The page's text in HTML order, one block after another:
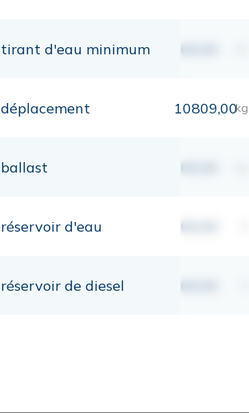
tirant d'eau minimum 00,00
déplacement 10809,00kg
ballast 00,00
réservoir d'eau 00,00
réservoir de diesel 00,00